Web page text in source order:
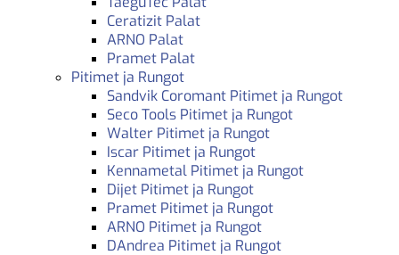
Ceratizit Palat
ARNO Palat
Pramet Palat
Pitimet ja Rungot
Sandvik Coromant Pitimet ja Rungot
Seco Tools Pitimet ja Rungot
Walter Pitimet ja Rungot
Iscar Pitimet ja Rungot
Kennametal Pitimet ja Rungot
Dijet Pitimet ja Rungot
Pramet Pitimet ja Rungot
ARNO Pitimet ja Rungot
DAndrea Pitimet ja Rungot